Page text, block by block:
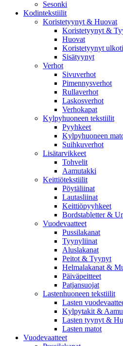
Sesonki
Kodintekstiilit
Koristetyynyt & Huovat
Koristetyynyt &
Huovat
Koristetyynyt
Sisätyynyt
Verhot
Sivuverhot
Pimennysverhot
Rullaverhot
Laskosverhot
Verhokapat
Kylpyhuoneen tekstiilit
Pyyhkeet
Kylpyhuoneen
Suihkuverhot
Lisätarvikkeet
Tohvelit
Aamutakki
Keittiötekstiilit
Pöytäliinat
Lautasliinat
Keittiöpyyhkeet
Bordstabletter &
Vuodevaatteet
Pussilakanat
Tyynyliinat
Aluslakanat
Peitot & Tyynyt
Helmalakanat &
Päiväpeitteet
Patjansuojat
Lastenhuoneen tekstiilit
Lasten
Kylpytakit &
Lasten tyynyt &
Lasten matot
Vuodevaatteet